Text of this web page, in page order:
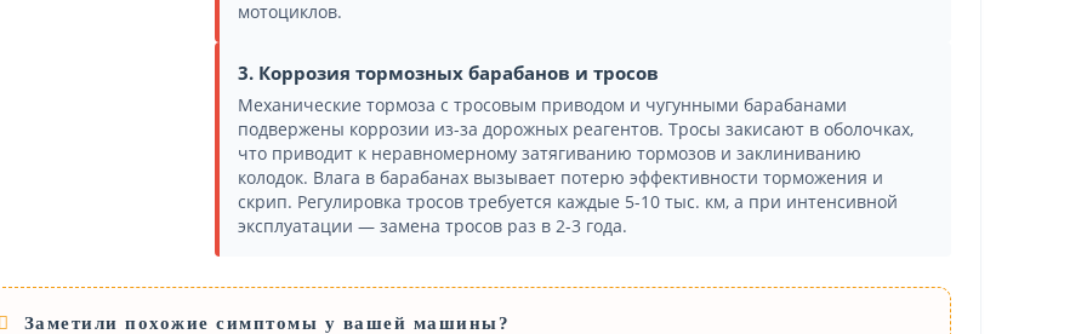
мотоциклов.
3. Коррозия тормозных барабанов и тросов
Механические тормоза с тросовым приводом и чугунными барабанами
подвержены коррозии из-за дорожных реагентов. Тросы закисают в оболочках,
что приводит к неравномерному затягиванию тормозов и заклиниванию
колодок. Влага в барабанах вызывает потерю эффективности торможения и
скрип. Регулировка тросов требуется каждые 5-10 тыс. км, а при интенсивной
эксплуатации — замена тросов раз в 2-3 года.
Заметили похожие симптомы у вашей машины?